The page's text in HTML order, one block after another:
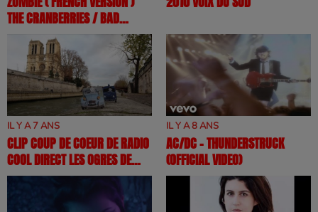
THE CRANBERRIES / BAD
WOLVES ( SARA'H COVER )
IL Y A 7 ANS
CLIP COUP DE COEUR DE RADIO
COOL DIRECT LES OGRES DE
BARBACK - "P'TIT COEUR"
IL Y A 8 ANS
AC/DC - THUNDERSTRUCK
(OFFICIAL VIDEO)